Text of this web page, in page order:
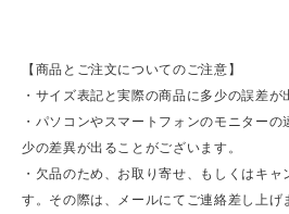
【商品とご注文についてのご注意】
・サイズ表記と実際の商品に多少の誤差が
・パソコンやスマートフォンのモニター
少の差異が出ることがございます。
・欠品のため、お取り寄せ、もしくはキ
す。その際は、メールにてご連絡差し上げ